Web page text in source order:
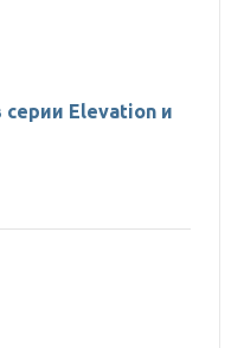
Elevation и